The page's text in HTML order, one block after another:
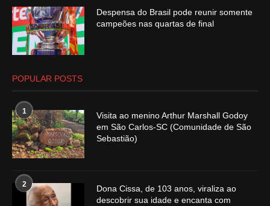
Despensa do Brasil pode reunir somente
campeões nas quartas de final
POPULAR POSTS
1
Visita ao menino Arthur Marshall Godoy
em São Carlos-SC (Comunidade de São
Sebastião)
2
Dona Cissa, de 103 anos, viraliza ao
descobrir sua idade e encanta com